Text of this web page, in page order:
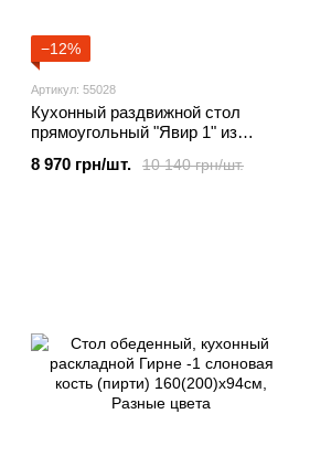
−12%
Артикул: 55028
Кухонный раздвижной стол
прямоугольный "Явир 1" из
1200(1600)х750 мм Орех
10 140 грн/шт.
8 970 грн/шт.